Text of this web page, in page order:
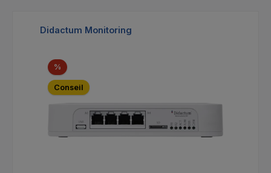
Ignorer la galerie de produits
Didactum Monitoring
%Réduction
Conseil